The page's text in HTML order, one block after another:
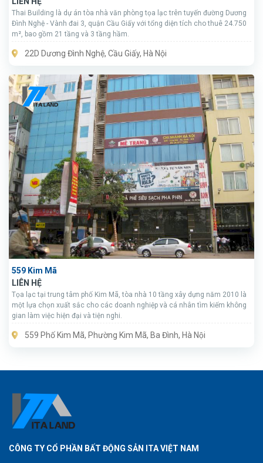
Thai Building là dự án tòa nhà văn phòng tọa lạc trên tuyến đường Dương
Đình Nghệ - Vành đai 3, quận Cầu Giấy với tổng diện tích cho thuê 24.750
m², bao gồm 21 tầng và 3 tầng hầm.
22D Dương Đình Nghệ, Cầu Giấy, Hà Nội
559 Kim Mã
LIÊN HỆ
Tọa lạc tại trung tâm phố Kim Mã, tòa nhà 10 tầng xây dựng năm 2010 là
một lựa chọn xuất sắc cho các doanh nghiệp và cá nhân tìm kiếm không
gian làm việc hiện đại và tiện nghi.
559 Phố Kim Mã, Phường Kim Mã, Ba Đình, Hà Nội
CÔNG TY CỔ PHẦN BẤT ĐỘNG SẢN ITA VIỆT NAM